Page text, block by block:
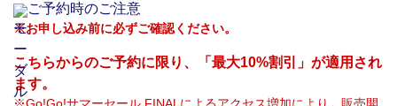
ご予約時のご注意
※お申し込み前に必ずご確認ください。
こちらからのご予約に限り、「最大10%割引」が適用され
ます。